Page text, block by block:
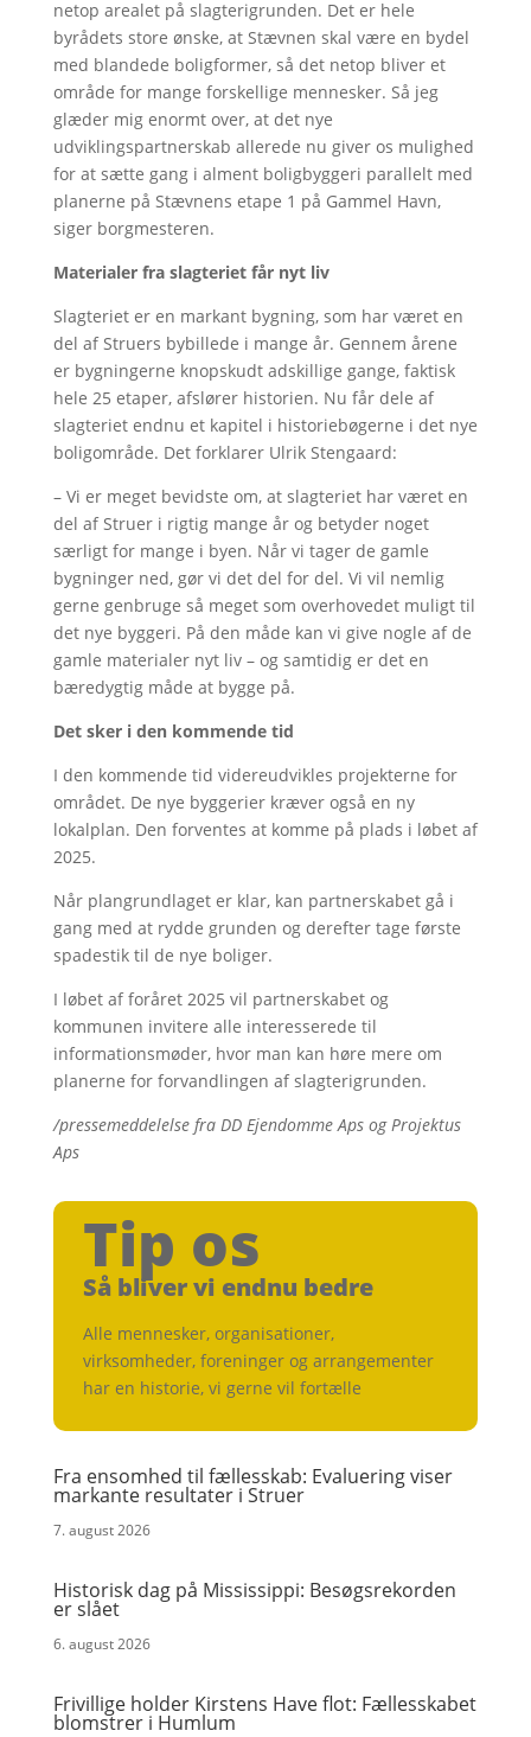
netop arealet på slagterigrunden. Det er hele
byrådets store ønske, at Stævnen skal være en bydel
med blandede boligformer, så det netop bliver et
område for mange forskellige mennesker. Så jeg
glæder mig enormt over, at det nye
udviklingspartnerskab allerede nu giver os mulighed
for at sætte gang i alment boligbyggeri parallelt med
planerne på Stævnens etape 1 på Gammel Havn,
siger borgmesteren.
Materialer fra slagteriet får nyt liv
Slagteriet er en markant bygning, som har været en
del af Struers bybillede i mange år. Gennem årene
er bygningerne knopskudt adskillige gange, faktisk
hele 25 etaper, afslører historien. Nu får dele af
slagteriet endnu et kapitel i historiebøgerne i det nye
boligområde. Det forklarer Ulrik Stengaard:
– Vi er meget bevidste om, at slagteriet har været en
del af Struer i rigtig mange år og betyder noget
særligt for mange i byen. Når vi tager de gamle
bygninger ned, gør vi det del for del. Vi vil nemlig
gerne genbruge så meget som overhovedet muligt til
det nye byggeri. På den måde kan vi give nogle af de
gamle materialer nyt liv – og samtidig er det en
bæredygtig måde at bygge på.
Det sker i den kommende tid
I den kommende tid videreudvikles projekterne for
området. De nye byggerier kræver også en ny
lokalplan. Den forventes at komme på plads i løbet af
2025.
Når plangrundlaget er klar, kan partnerskabet gå i
gang med at rydde grunden og derefter tage første
spadestik til de nye boliger.
I løbet af foråret 2025 vil partnerskabet og
kommunen invitere alle interesserede til
informationsmøder, hvor man kan høre mere om
planerne for forvandlingen af slagterigrunden.
/pressemeddelelse fra DD Ejendomme Aps og Projektus
Aps
Tip os
Så bliver vi endnu bedre
Alle mennesker, organisationer,
virksomheder, foreninger og arrangementer
har en historie, vi gerne vil fortælle
Fra ensomhed til fællesskab: Evaluering viser
markante resultater i Struer
7. august 2026
Historisk dag på Mississippi: Besøgsrekorden
er slået
6. august 2026
Frivillige holder Kirstens Have flot: Fællesskabet
blomstrer i Humlum